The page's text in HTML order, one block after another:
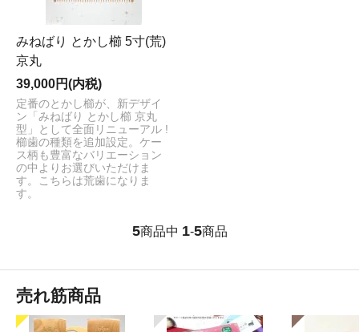
みねばり とかし櫛 5寸(荒)
京丸
39,000円(内税)
定番のとかし櫛が、新デザイ
ン「みねばり とかし櫛 京丸
型」として全面リニューアル !
櫛歯の種類を追加設定。ケー
ス柄も豊富なバリエーション
の中よりお選びいただけま
す。こちらは荒歯になりま
す。
5商品中 1-5商品
売れ筋商品